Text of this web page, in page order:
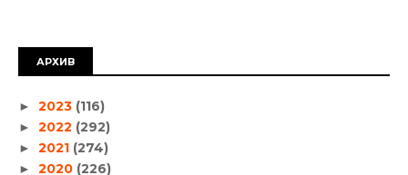
АРХИВ
► 2023 (116)
► 2022 (292)
► 2021 (274)
► 2020 (226)